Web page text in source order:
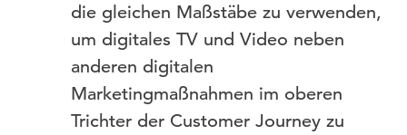
die gleichen Maßstäbe zu verwenden,
um digitales TV und Video neben
anderen digitalen
Marketingmaßnahmen im oberen
Trichter der Customer Journey zu